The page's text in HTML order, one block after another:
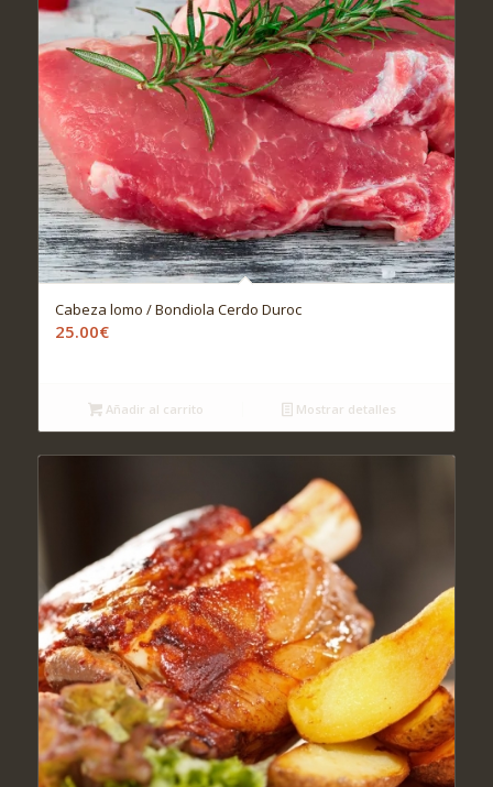
Cabeza lomo / Bondiola Cerdo Duroc
25.00€
Añadir al carrito Mostrar detalles